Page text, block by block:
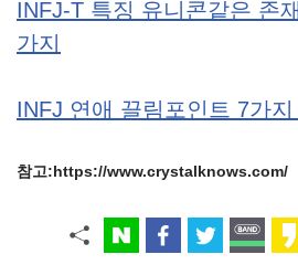
INFJ-T 특징 유니콘같은 존
가지
INFJ 연애 끌림포인트 7가
참고:https://www.crystalknows.com/